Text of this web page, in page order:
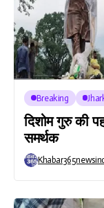
Breaking
दिशोम गुरु की
समर्थक